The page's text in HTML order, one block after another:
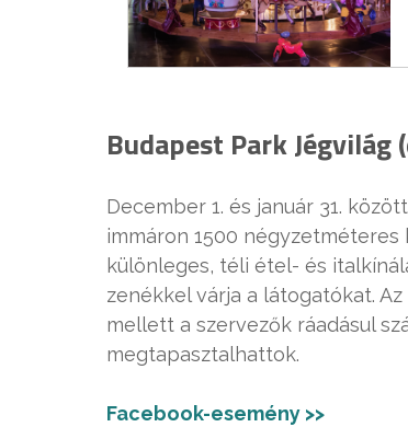
Budapest Park Jégvilág
December 1. és január 31.
immáron 1500
különleges, téli étel- és
zenékkel várja a látogatókat.
mellett a szervezők ráadásul
megtapasztalhattok.
Facebook-esemény >>